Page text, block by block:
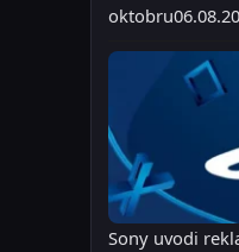
oktobru
Sony uvodi